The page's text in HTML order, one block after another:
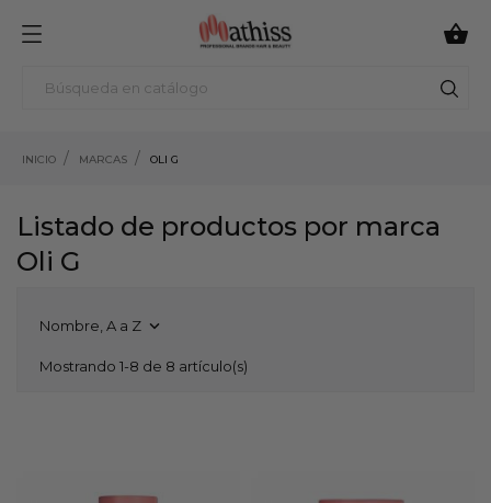

INICIO MARCAS OLI G
Listado de productos por marca
Oli G
Nombre, A a Z 
Mostrando 1-8 de 8 artículo(s)